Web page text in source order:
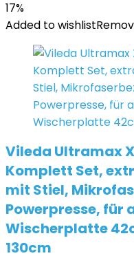
17%
Added to wishlist
Vileda Ultramax
Komplett Set,
mit Stiel,
Powerpresse, für
Wischerplatte
130cm